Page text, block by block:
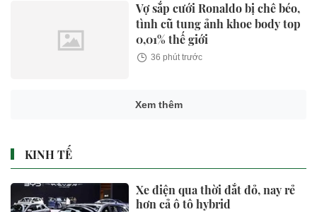
Vợ sắp cưới Ronaldo bị chê béo,
tình cũ tung ảnh khoe body top
0,01% thế giới
36 phút trước
Xem thêm
KINH TẾ
Xe điện qua thời đắt đỏ, nay rẻ
hơn cả ô tô hybrid